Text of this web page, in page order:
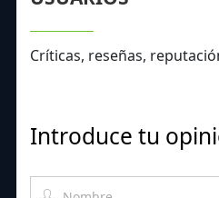
Críticas, reseñas,
Introduce tu